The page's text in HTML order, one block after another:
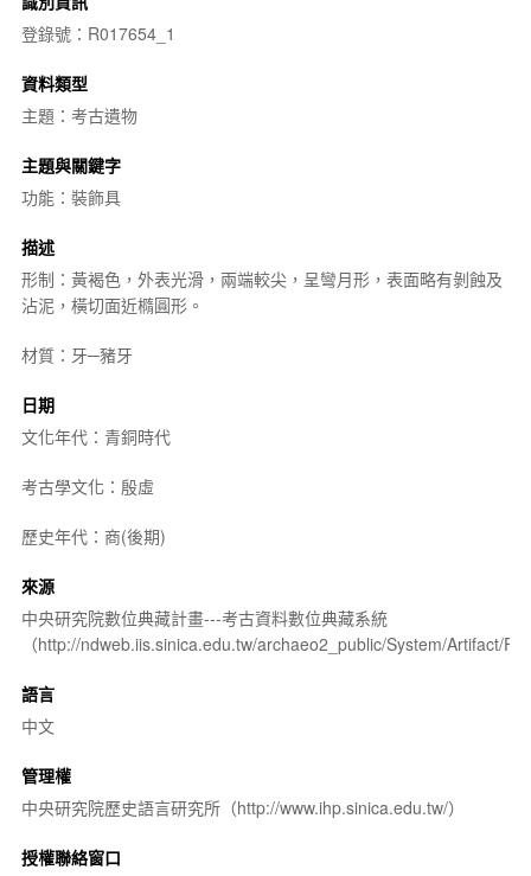
登錄號：R017654_1
資料類型
主題：考古遺物
主題與關鍵字
功能：裝飾具
描述
形制：黃褐色，外表光滑，兩端較尖，呈彎月形，表面略有剝蝕及
沾泥，橫切面近橢圓形。
材質：牙─豬牙
日期
文化年代：青銅時代
考古學文化：殷虛
歷史年代：商(後期)
來源
中央研究院數位典藏計畫---考古資料數位典藏系統
（http://ndweb.iis.sinica.edu.tw/archaeo2_public/System/Artifact/
語言
中文
管理權
中央研究院歷史語言研究所（http://www.ihp.sinica.edu.tw/）
授權聯絡窗口